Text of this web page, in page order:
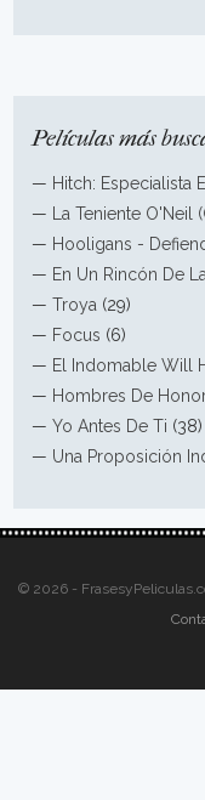
Películas más
— Hitch: Especialista
—
La Teniente O'Neil
— Hooligans -
— En Un Rincón De
—Troya (29)
— Focus (6)
— El Indomable Will
— Hombres De
—Yo Antes De Ti (38)
— Una Proposición
© 2026 -